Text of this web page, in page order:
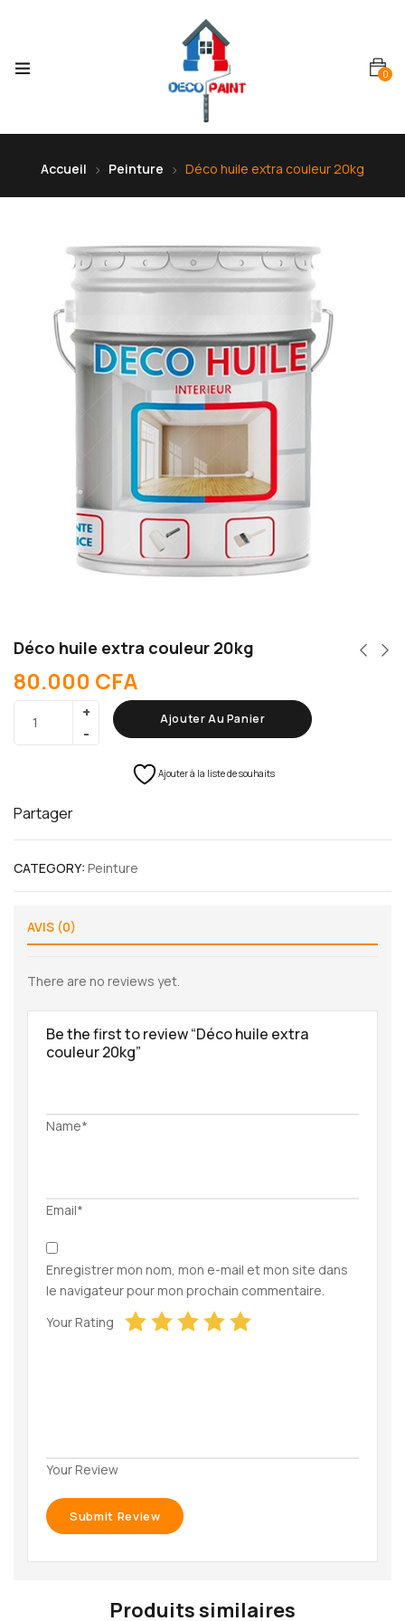
0
Accueil Peinture Déco huile extra couleur 20kg
Déco huile extra couleur 20kg
80.000 CFA
Ajouter Au Panier
Ajouter à la liste de souhaits
Partager
CATEGORY: Peinture
AVIS (0)
There are no reviews yet.
Be the first to review “Déco huile extra
couleur 20kg”
Name*
Email*
Enregistrer mon nom, mon e-mail et mon site dans
le navigateur pour mon prochain commentaire.
Your Rating
Your Review
Produits similaires